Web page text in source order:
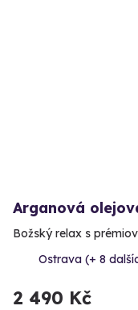
Arganová
Božský relax s
Ostrava (+ 8
2 490 Kč